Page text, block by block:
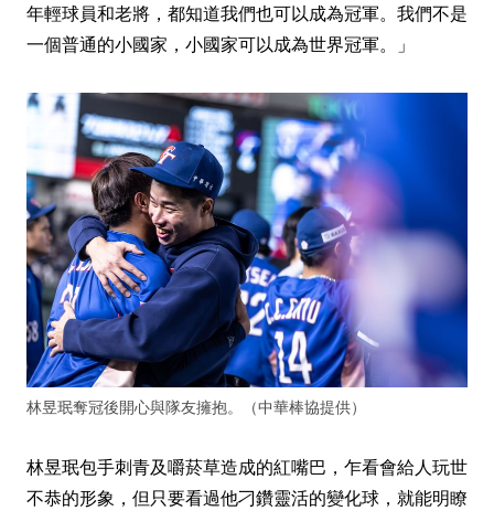
年輕球員和老將，都知道我們也可以成為冠軍。我們不是
一個普通的小國家，小國家可以成為世界冠軍。」
林昱珉奪冠後開心與隊友擁抱。（中華棒協提供）
林昱珉包手刺青及嚼菸草造成的紅嘴巴，乍看會給人玩世
不恭的形象，但只要看過他刁鑽靈活的變化球，就能明瞭